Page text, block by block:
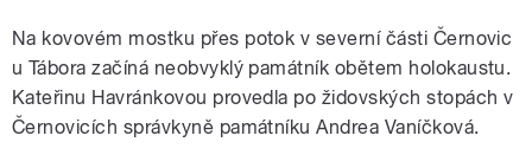
Na kovovém mostku přes potok v severní části Černovic
u Tábora začíná neobvyklý památník obětem holokaustu.
Kateřinu Havránkovou provedla po židovských stopách v
Černovicích správkyně památníku Andrea Vaníčková.